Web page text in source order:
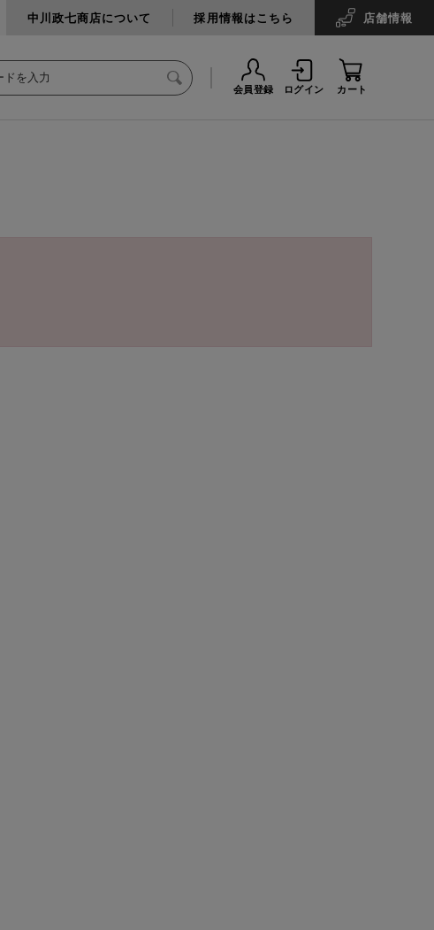
中川政七商店について 採用情報はこちら 店舗情報
会員登録 ログイン カート